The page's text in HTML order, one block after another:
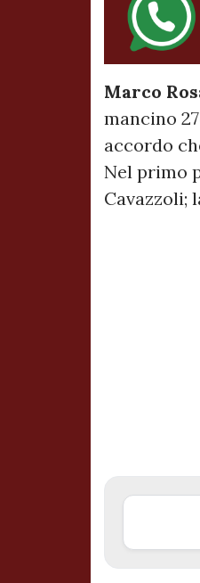
Marco
mancino
accordo
Nel primo
Cavazzoli;